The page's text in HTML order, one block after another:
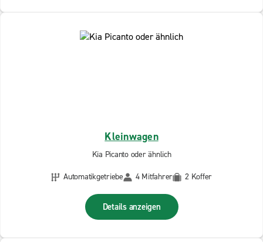
Kleinwagen
Kia Picanto oder ähnlich
Automatikgetriebe
4 Mitfahrer 2 Koffer
Details anzeigen